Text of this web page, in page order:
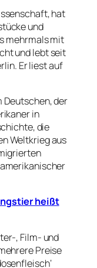
hat
und
mehrmals mit
und lebt seit
Er liest auf
Deutschen, der
in
die
Weltkrieg aus
heißt
, Film- und
Preise